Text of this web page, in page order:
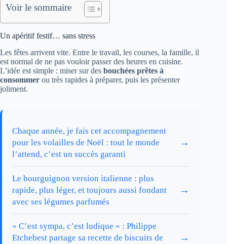
Voir le sommaire
Un apéritif festif… sans stress
Les fêtes arrivent vite. Entre le travail, les courses, la famille, il
est normal de ne pas vouloir passer des heures en cuisine.
L’idée est simple : miser sur des bouchées prêtes à
consommer ou très rapides à préparer, puis les présenter
joliment.
Chaque année, je fais cet accompagnement
pour les volailles de Noël : tout le monde
l’attend, c’est un succès garanti
→
Le bourguignon version italienne : plus
rapide, plus léger, et toujours aussi fondant
avec ses légumes parfumés
→
« C’est sympa, c’est ludique » : Philippe
Etchebest partage sa recette de biscuits de
→